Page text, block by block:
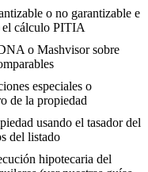
o no garantizable e
el cálculo PITIA
o Mashvisor sobre
especiales o
de la propiedad
usando el tasador del
del listado
hipotecaria del